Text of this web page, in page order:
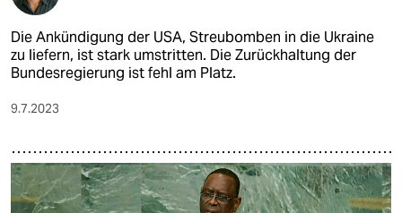
Die Ankündigung der USA, Streubomben in die Ukraine
zu liefern, ist stark umstritten. Die Zurückhaltung der
Bundesregierung ist fehl am Platz.
9.7.2023